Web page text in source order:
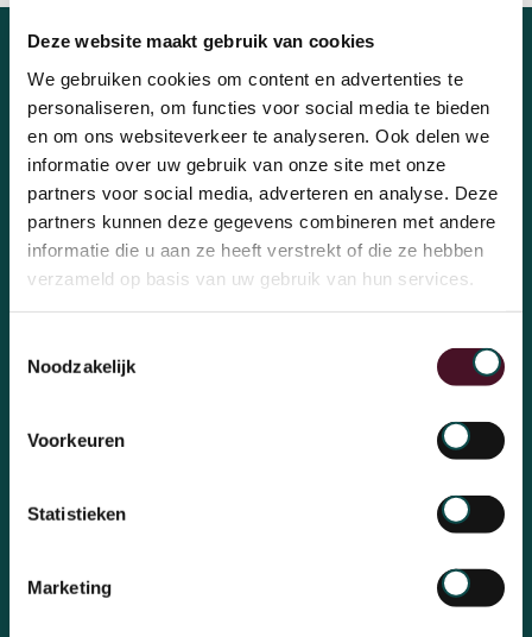
Deze website maakt gebruik van cookies
We gebruiken cookies om content en advertenties te
personaliseren, om functies voor social media te bieden
en om ons websiteverkeer te analyseren. Ook delen we
informatie over uw gebruik van onze site met onze
partners voor social media, adverteren en analyse. Deze
partners kunnen deze gegevens combineren met andere
informatie die u aan ze heeft verstrekt of die ze hebben
verzameld op basis van uw gebruik van hun services.
Noodzakelijk
Voorkeuren
Statistieken
Marketing
Wij zoeken nieuwe
OchtendMensen!